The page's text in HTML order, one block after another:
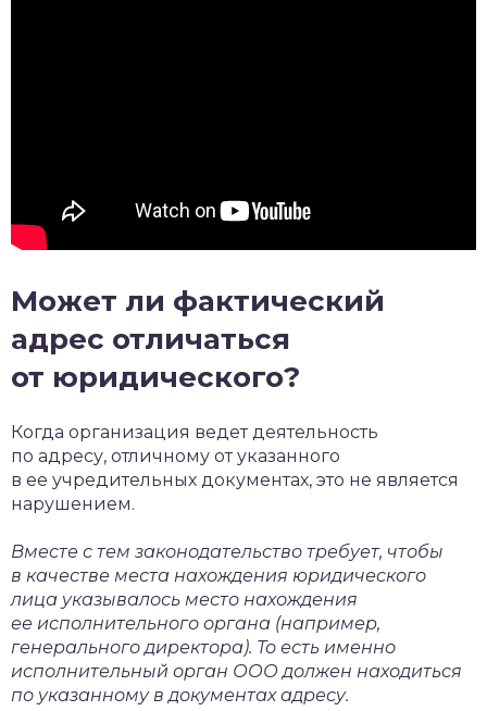
Может ли фактический
адрес отличаться
от юридического?
Когда организация ведет деятельность
по адресу, отличному от указанного
в ее учредительных документах, это не является
нарушением.
Вместе с тем законодательство требует, чтобы
в качестве места нахождения юридического
лица указывалось место нахождения
ее исполнительного органа (например,
генерального директора). То есть именно
исполнительный орган ООО должен находиться
по указанному в документах адресу.